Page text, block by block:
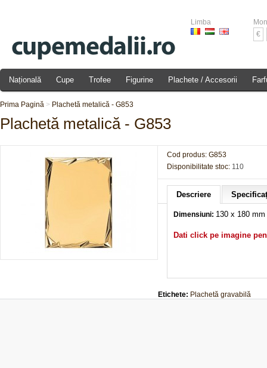
Limba
€
Națională Cupe Trofee Figurine Plachete / Accesorii
Prima Pagină > Plachetă metalică - G853
Plachetă metalică - G853
Cod produs: G853
Disponibilitate stoc: 110
Descriere
Dimensiuni: 130 x 180 mm
Dati click pe imagine
Etichete: Plachetă gravabilă